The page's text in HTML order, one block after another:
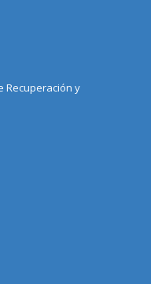
Recuperación y